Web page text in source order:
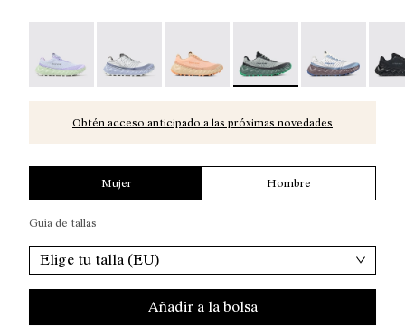
Obtén acceso anticipado a las próximas novedades
Mujer Hombre
Guía de tallas
Elige tu talla (EU)
Añadir a la bolsa